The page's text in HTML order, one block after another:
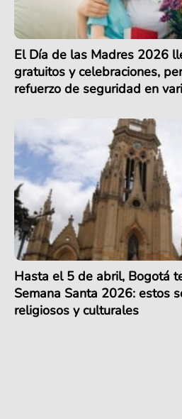
El Día de las Madres 2026
gratuitos y celebraciones,
refuerzo de seguridad en
Hasta el 5 de abril, Bogotá
Semana Santa 2026: estos
religiosos y culturales